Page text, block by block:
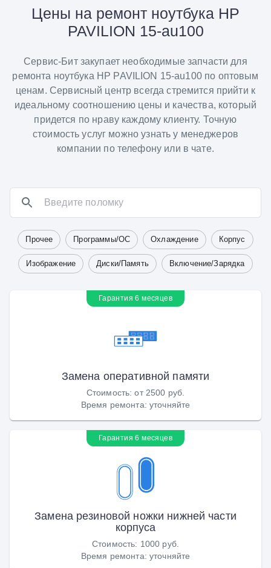
Цены на ремонт ноутбука HP
PAVILION 15-au100
Сервис-Бит закупает необходимые запчасти для
ремонта ноутбука HP PAVILION 15-au100 по оптовым
ценам. Сервисный центр всегда стремится прийти к
идеальному соотношению цены и качества, который
придется по нраву каждому клиенту. Точную
стоимость услуг можно узнать у менеджеров
компании по телефону или в чате.
Прочее Программы/ОС Охлаждение Корпус
Изображение Диски/Память Включение/Зарядка
Гарантия 6 месяцев
Замена оперативной памяти
Стоимость:от 2500 руб.
Время ремонта: уточняйте
Гарантия 6 месяцев
Замена резиновой ножки нижней части
корпуса
Стоимость: 1000 руб.
Время ремонта: уточняйте